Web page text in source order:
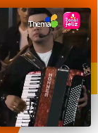
DEPORTES